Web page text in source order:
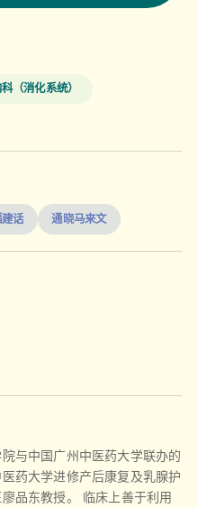
（消化系统）
话 通晓马来文
与中国广州中医药大学联办的
药大学进修产后康复及乳腺护
品东教授。 临床上善于利用